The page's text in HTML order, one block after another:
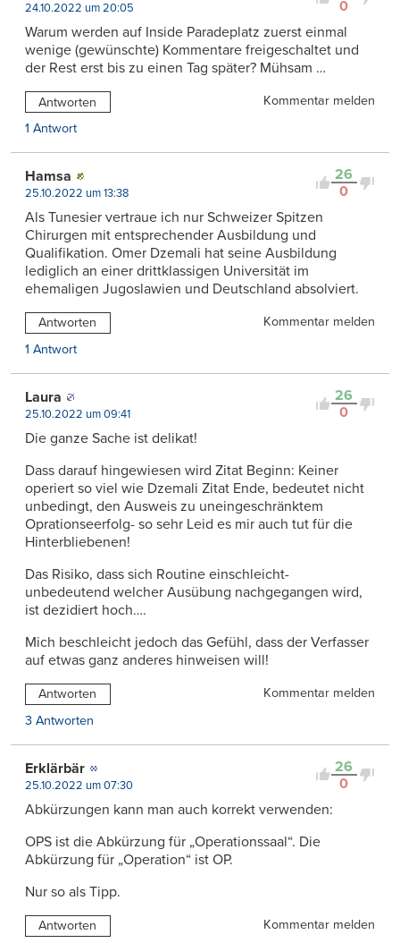
0
24.10.2022 um 20:05
Warum werden auf Inside Paradeplatz zuerst einmal
wenige (gewünschte) Kommentare freigeschaltet und
der Rest erst bis zu einen Tag später? Mühsam …
Antworten
Kommentar melden
1 Antwort
26
0
Hamsa
25.10.2022 um 13:38
Als Tunesier vertraue ich nur Schweizer Spitzen
Chirurgen mit entsprechender Ausbildung und
Qualifikation. Omer Dzemali hat seine Ausbildung
lediglich an einer drittklassigen Universität im
ehemaligen Jugoslawien und Deutschland absolviert.
Antworten
Kommentar melden
1 Antwort
26
0
Laura
25.10.2022 um 09:41
Die ganze Sache ist delikat!
Dass darauf hingewiesen wird Zitat Beginn: Keiner
operiert so viel wie Dzemali Zitat Ende, bedeutet nicht
unbedingt, den Ausweis zu uneingeschränktem
Oprationseerfolg- so sehr Leid es mir auch tut für die
Hinterbliebenen!
Das Risiko, dass sich Routine einschleicht-
unbedeutend welcher Ausübung nachgegangen wird,
ist dezidiert hoch….
Mich beschleicht jedoch das Gefühl, dass der Verfasser
auf etwas ganz anderes hinweisen will!
Antworten
Kommentar melden
3 Antworten
26
0
Erklärbär
25.10.2022 um 07:30
Abkürzungen kann man auch korrekt verwenden:
OPS ist die Abkürzung für „Operationssaal“. Die
Abkürzung für „Operation“ ist OP.
Nur so als Tipp.
Antworten
Kommentar melden